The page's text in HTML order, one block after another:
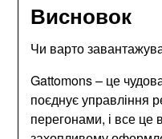
Висновок
Чи варто
Gattomons – це
поєднує управління
перегонами, і все це